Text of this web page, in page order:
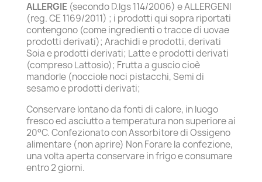
ALLERGIE (secondo D.lgs 114/2006) e ALLERGENI
(reg. CE 1169/2011) ; i prodotti qui sopra riportati
contengono (come ingredienti o tracce di uovae
prodotti derivati); Arachidi e prodotti, derivati
Soia e prodotti derivati; Latte e prodotti derivati
(compreso Lattosio); Frutta a guscio cioè
mandorle (nocciole noci pistacchi, Semi di
sesamo e prodotti derivati;
Conservare lontano da fonti di calore, in luogo
fresco ed asciutto a temperatura non superiore ai
20°C. Confezionato con Assorbitore di Ossigeno
alimentare (non aprire) Non Forare la confezione,
una volta aperta conservare in frigo e consumare
entro 2 giorni.